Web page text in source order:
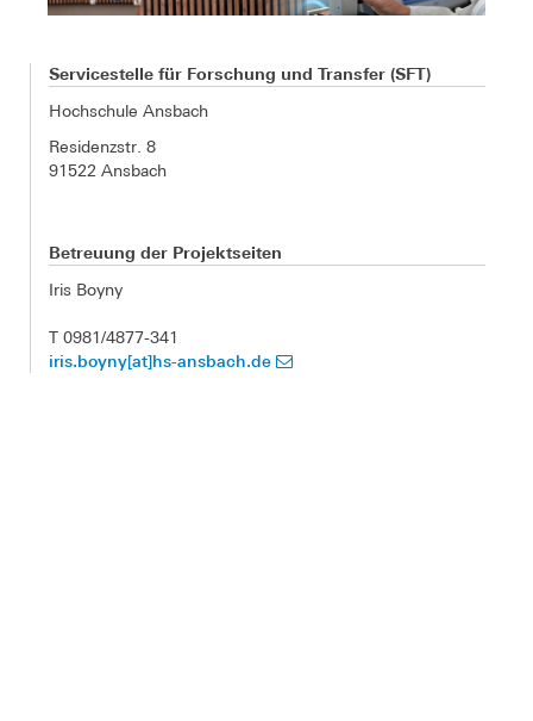
Servicestelle für Forschung und Transfer (SFT)
Hochschule Ansbach
Residenzstr. 8
91522 Ansbach
Betreuung der Projektseiten
Iris Boyny
T 0981/4877-341
iris.boyny[at]hs-ansbach.de